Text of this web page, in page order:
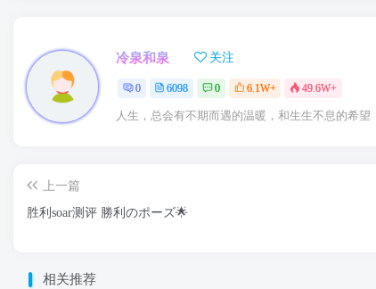
冷泉和泉 关注
0 6098 0 6.1W+ 49.6W+
人生，总会有不期而遇的温暖，和生生不息的希望
上一篇
胜利soar测评 勝利のポーズ🌟
相关推荐